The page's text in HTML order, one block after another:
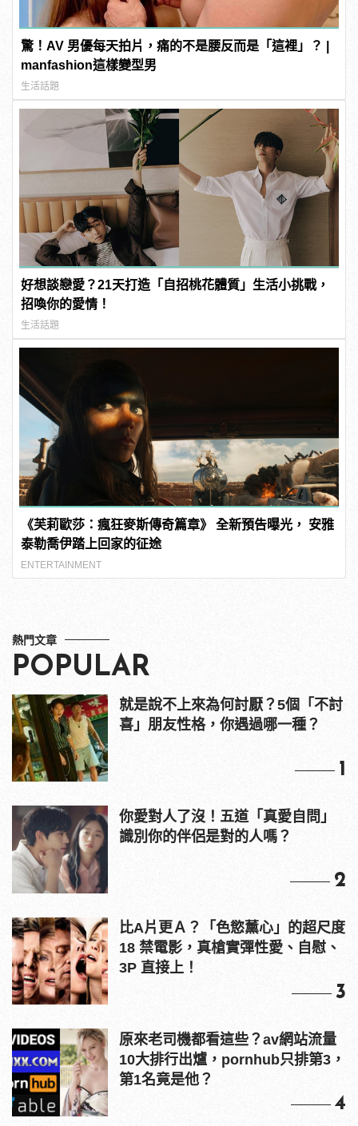
驚！AV 男優每天拍片，痛的不是腰反而是「這裡」？ |
manfashion這樣變型男
生活話題
好想談戀愛？21天打造「自招桃花體質」生活小挑戰，
招喚你的愛情！
生活話題
《芙莉歐莎：瘋狂麥斯傳奇篇章》 全新預告曝光， 安雅
泰勒喬伊踏上回家的征途
ENTERTAINMENT
熱門文章
POPULAR
就是說不上來為何討厭？5個「不討
喜」朋友性格，你遇過哪一種？
1
你愛對人了沒！五道「真愛自問」
識別你的伴侶是對的人嗎？
2
比A片更Ａ？「色慾薰心」的超尺度
18 禁電影，真槍實彈性愛、自慰、
3P 直接上！
3
原來老司機都看這些？av網站流量
10大排行出爐，pornhub只排第3，
第1名竟是他？
4